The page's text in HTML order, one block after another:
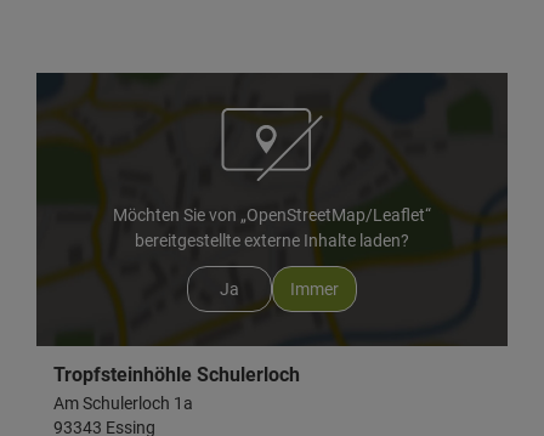
Möchten Sie von „OpenStreetMap/Leaflet“
bereitgestellte externe Inhalte laden?
Ja Immer
Tropfsteinhöhle Schulerloch
Am Schulerloch 1a
93343 Essing